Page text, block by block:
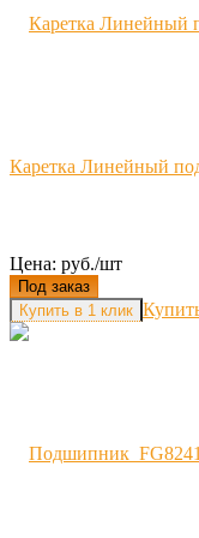
Каретка Линейный
Цена: руб./шт
Под заказ